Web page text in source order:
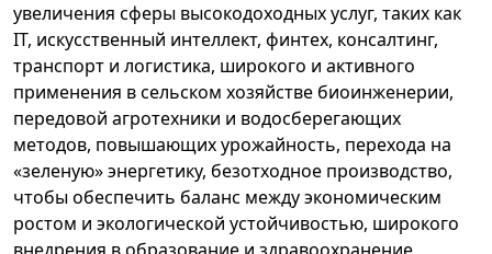
увеличения сферы высокодоходных услуг, таких как
IT, искусственный интеллект, финтех, консалтинг,
транспорт и логистика, широкого и активного
применения в сельском хозяйстве биоинженерии,
передовой агротехники и водосберегающих
методов, повышающих урожайность, перехода на
«зеленую» энергетику, безотходное производство,
чтобы обеспечить баланс между экономическим
ростом и экологической устойчивостью, широкого